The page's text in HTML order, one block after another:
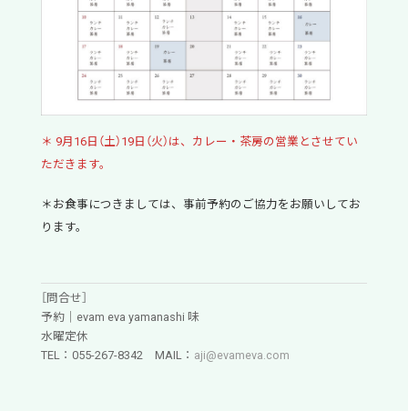
＊ 9月16日（土）19日（火）は、カレー・茶房の営業とさせてい
ただきます。
＊お食事につきましては、事前予約のご協力をお願いしてお
ります。
［問合せ］
予約｜evam eva yamanashi 味
水曜定休
TEL：055-267-8342 MAIL： aji@evameva.com